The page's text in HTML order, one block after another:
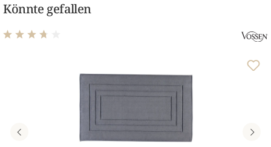
Könnte gefallen